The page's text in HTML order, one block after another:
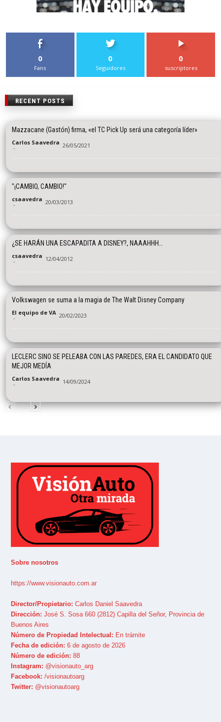
0
Fans
0
Seguidores
0
suscriptores
RECENT POSTS
Mazzacane (Gastón) firma, «el TC Pick Up será una categoría líder»
Carlos Saavedra
- 26/05/2021
"¡CAMBIO, CAMBIO!"
csaavedra
- 20/03/2013
¿SE HARÁN UNA ESCAPADITA A DISNEY?, NAAAHHH…
csaavedra
- 12/04/2012
Volkswagen se suma a la magia de The Walt Disney Company
El equipo de VA
- 20/02/2023
LECLERC SINO SE PELEABA CON LAS PAREDES, ERA EL CANDIDATO QUE
MEJOR MEDÍA
Carlos Saavedra
- 14/09/2024
Sobre nosotros
https://www.visionauto.com.ar
Director/Propietario: Carlos Daniel Saavedra
Dirección: José S. Sosa 660 (2812) Capilla del Señor, Provincia de
Buenos Aires
Número de Propiedad Intelectual: En trámite
Fecha de edición: 6 de agosto de 2026
Número de edición: 88
Instagram: @visionauto_arg
Facebook: /visionautoarg
Twitter: @visionautoarg